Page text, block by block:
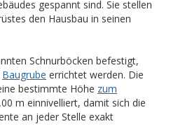
gespannt sind. Sie stellen
den Hausbau in seinen
Schnurböcken befestigt,
Baugrube errichtet werden. Die
bestimmte Höhe zum
m einnivelliert, damit sich die
an jeder Stelle exakt